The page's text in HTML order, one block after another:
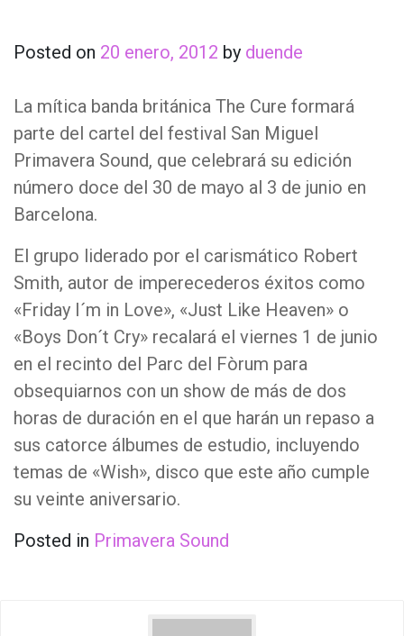
Posted on 20 enero, 2012 by duende
La mítica banda británica The Cure formará
parte del cartel del festival San Miguel
Primavera Sound, que celebrará su edición
número doce del 30 de mayo al 3 de junio en
Barcelona.
El grupo liderado por el carismático Robert
Smith, autor de imperecederos éxitos como
«Friday I´m in Love», «Just Like Heaven» o
«Boys Don´t Cry» recalará el viernes 1 de junio
en el recinto del Parc del Fòrum para
obsequiarnos con un show de más de dos
horas de duración en el que harán un repaso a
sus catorce álbumes de estudio, incluyendo
temas de «Wish», disco que este año cumple
su veinte aniversario.
Posted in Primavera Sound